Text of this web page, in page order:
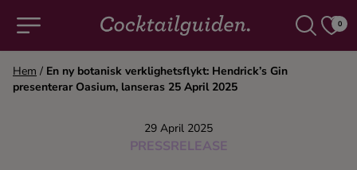
0
COCKTAILS & DRINKAR
Alla cocktails & drinkar
Hem / En ny botanisk verklighetsflykt: Hendrick’s Gin
presenterar Oasium, lanseras 25 April 2025
29 April 2025
PRESSRELEASE